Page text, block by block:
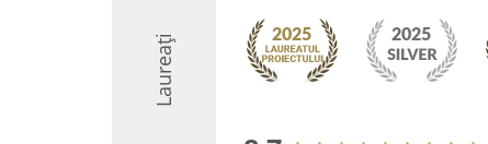
Laureați